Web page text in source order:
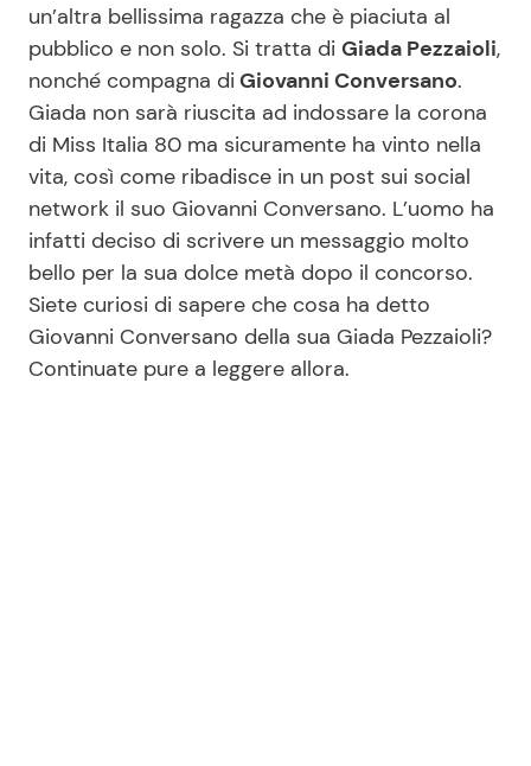
Salute
Viaggi e Turismo
Festività
Ricette Facili e Veloci
Ricette Feste
Ricette per Bambini
Seguici
un’altra bellissima ragazza che è piaciuta al
pubblico e non solo. Si tratta di Giada Pezzaioli,
nonché compagna di Giovanni Conversano.
Giada non sarà riuscita ad indossare la corona
di Miss Italia 80 ma sicuramente ha vinto nella
vita, così come ribadisce in un post sui social
network il suo Giovanni Conversano. L’uomo ha
infatti deciso di scrivere un messaggio molto
bello per la sua dolce metà dopo il concorso.
Siete curiosi di sapere che cosa ha detto
Giovanni Conversano della sua Giada Pezzaioli?
Continuate pure a leggere allora.